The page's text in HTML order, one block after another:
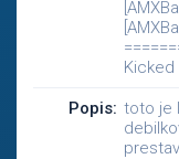
Kicked
Popis: toto je